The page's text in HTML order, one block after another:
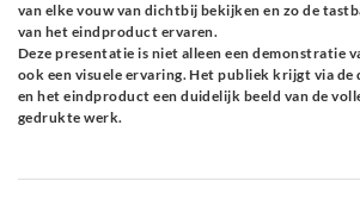
van elke vouw van dichtbij bekijken en zo de
van het eindproduct ervaren.
Deze presentatie is niet alleen een demonstratie
ook een visuele ervaring. Het publiek krijgt via de
en het eindproduct een duidelijk beeld van de
gedrukte werk.